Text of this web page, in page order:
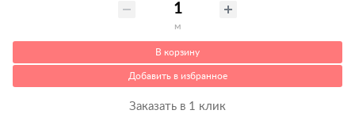
м
В корзину
Добавить в избранное
Заказать в 1 клик